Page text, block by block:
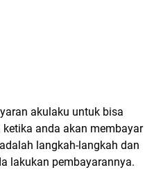
akulaku untuk bisa
anda akan membayar
langkah-langkah dan
lakukan pembayarannya.